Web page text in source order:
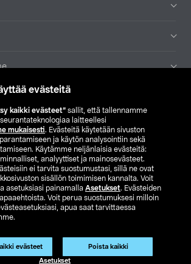
evästeitä
kaikki evästeet” sallit, että tallennamme
laitteellesi
mukaisesti. Evästeitä käytetään sivuston
ja käytön analysointiin sekä
Käytämme neljänlaisia evästeitä:
analyyttiset ja mainosevästeet.
ei tarvita suostumustasi, sillä ne ovat
sisällön toimimisen kannalta. Voit
asetuksiasi painamalla Asetukset. Evästeiden
Voit perua suostumuksesi milloin
apua saat tarvittaessa
evästeet Poista kaikki
Asetukset
Tuote on poistunut
Tuotenro: 50-4481
Etsi myymälä
SE NO FI
FI SV
Näytä hinnat ilman ALV:a